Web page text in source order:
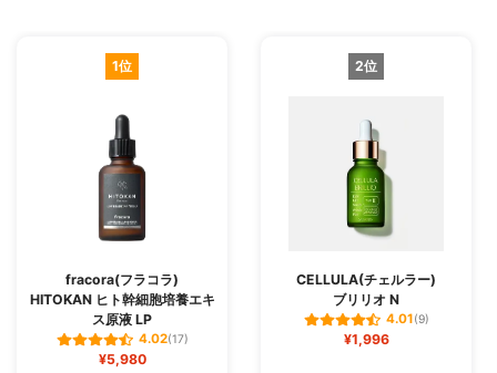
1位
fracora(フラコラ)
HITOKAN ヒト幹細胞培養エキ
ス原液 LP
4.02(17)
¥5,980
2位
CELLULA(チェルラー)
ブリリオ N
4.01(9)
¥1,996